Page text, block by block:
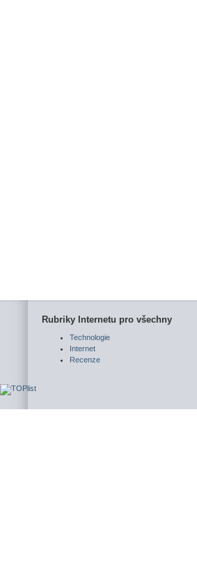
Rubriky Internetu pro všechny
Technologie
Internet
Recenze